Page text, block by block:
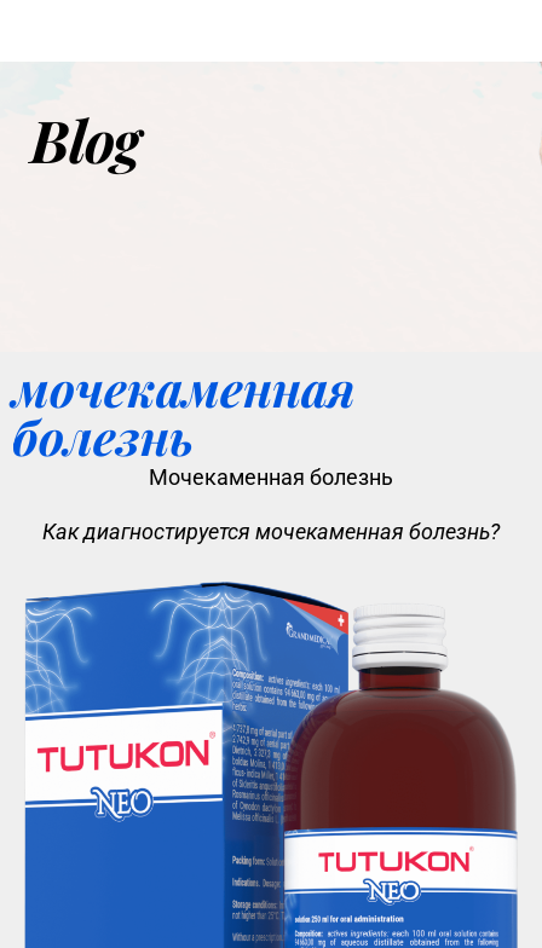
Blog
мочекаменная
болезнь
Мочекаменная болезнь
Как диагностируется мочекаменная болезнь?